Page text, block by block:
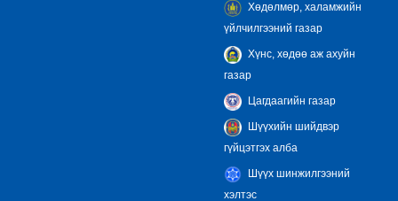
Хөдөлмөр, халамжийн
үйлчилгээний газар
Хүнс, хөдөө аж ахуйн
газар
Цагдаагийн газар
Шүүхийн шийдвэр
гүйцэтгэх алба
Шүүх шинжилгээний
хэлтэс